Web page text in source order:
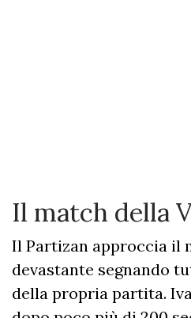
Il match della
Il Partizan approccia il
devastante segnando
della propria partita.